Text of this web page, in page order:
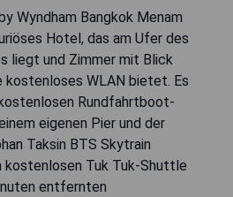
Wyndham Bangkok Menam
Hotel, das am Ufer des
liegt und Zimmer mit Blick
kostenloses WLAN bietet. Es
Rundfahrtboot-
eigenen Pier und der
Taksin BTS Skytrain
kostenlosen Tuk Tuk-Shuttle
entfernten